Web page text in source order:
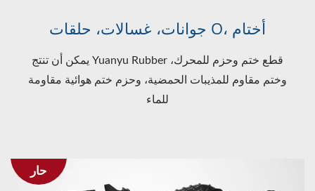
جوانات، غسالات، حلقات O، أختام
يمكن أن تنتج Yuanyu Rubber قطع ختم وحزم للمحرك،
وختم مقاوم للمذيبات الحمضية، وحزم ختم هوائية مقاومة
للماء
حار